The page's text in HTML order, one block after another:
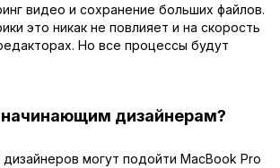
видео и сохранение больших файлов.
это никак не повлияет и на скорость
Но все процессы будут
дизайнерам?
могут подойти MacBook Pro